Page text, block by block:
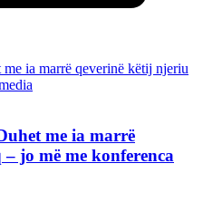
me ia marrë
jo më me konferenca